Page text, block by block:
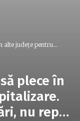
alte judeţe pentru...
plece în
nu rep…